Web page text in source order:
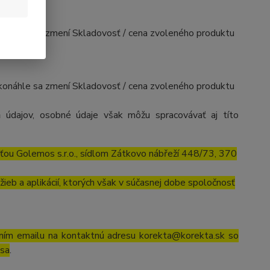
sa zmení Skladovosť / cena zvoleného produktu
sa zmení Skladovosť / cena zvoleného produktu
údajov, osobné údaje však môžu spracovávať aj títo
Golemos s.r.o., sídlom Zátkovo nábřeží 448/73, 370
a aplikácií, ktorých však v súčasnej dobe spoločnosť
emailu na kontaktnú adresu korekta@korekta.sk so
.